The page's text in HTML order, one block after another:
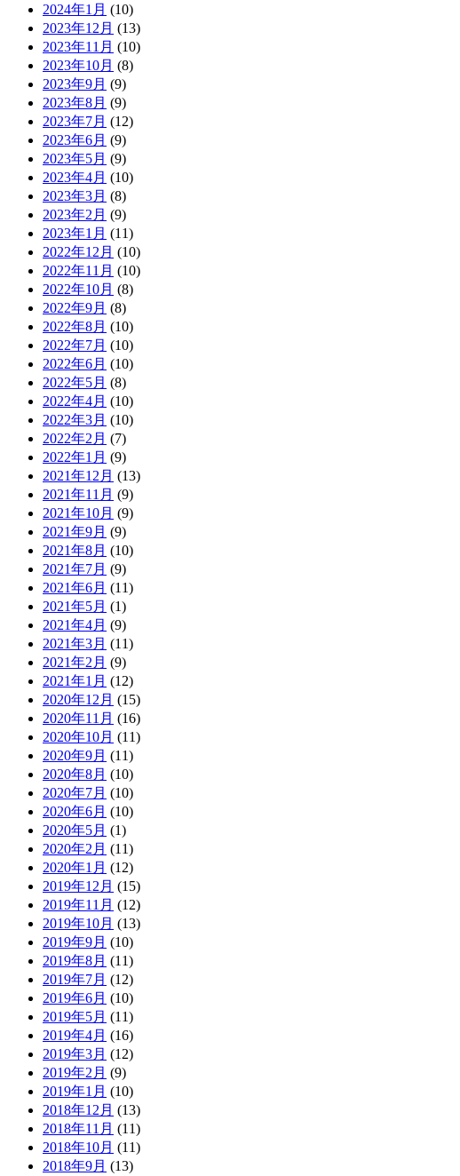
2024年1月 (10)
2023年12月 (13)
2023年11月 (10)
2023年10月 (8)
2023年9月 (9)
2023年8月 (9)
2023年7月 (12)
2023年6月 (9)
2023年5月 (9)
2023年4月 (10)
2023年3月 (8)
2023年2月 (9)
2023年1月 (11)
2022年12月 (10)
2022年11月 (10)
2022年10月 (8)
2022年9月 (8)
2022年8月 (10)
2022年7月 (10)
2022年6月 (10)
2022年5月 (8)
2022年4月 (10)
2022年3月 (10)
2022年2月 (7)
2022年1月 (9)
2021年12月 (13)
2021年11月 (9)
2021年10月 (9)
2021年9月 (9)
2021年8月 (10)
2021年7月 (9)
2021年6月 (11)
2021年5月 (1)
2021年4月 (9)
2021年3月 (11)
2021年2月 (9)
2021年1月 (12)
2020年12月 (15)
2020年11月 (16)
2020年10月 (11)
2020年9月 (11)
2020年8月 (10)
2020年7月 (10)
2020年6月 (10)
2020年5月 (1)
2020年2月 (11)
2020年1月 (12)
2019年12月 (15)
2019年11月 (12)
2019年10月 (13)
2019年9月 (10)
2019年8月 (11)
2019年7月 (12)
2019年6月 (10)
2019年5月 (11)
2019年4月 (16)
2019年3月 (12)
2019年2月 (9)
2019年1月 (10)
2018年12月 (13)
2018年11月 (11)
2018年10月 (11)
2018年9月 (13)